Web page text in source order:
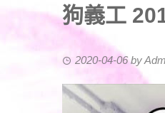
狗義工
2020-04-06by